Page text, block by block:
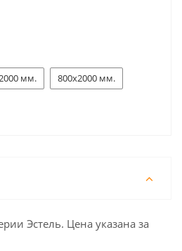
мм. 800x2000 мм.
Эстель. Цена указана за